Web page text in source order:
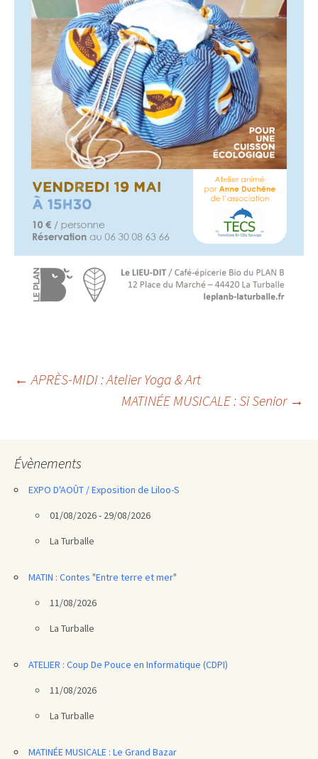
Navigation
← APRÈS-MIDI : Atelier Yoga & Art
MATINÉE MUSICALE : Si Senior →
Évènements
EXPO D'AOÛT / Exposition de Liloo-S
01/08/2026 - 29/08/2026
La Turballe
MATIN : Contes "Entre terre et mer"
11/08/2026
La Turballe
ATELIER : Coup De Pouce en Informatique (CDPI)
11/08/2026
La Turballe
MATINÉE MUSICALE : Le Grand Bazar